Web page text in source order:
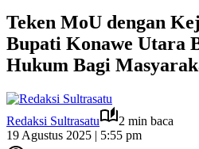
Teken MoU dengan
Bupati Konawe Utara
Hukum Bagi
Redaksi Sultrasatu
2 min baca
19 Agustus 2025 | 5:55 pm